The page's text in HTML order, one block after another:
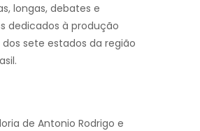
longas, debates e
dedicados à produção
sete estados da região
de Antonio Rodrigo e